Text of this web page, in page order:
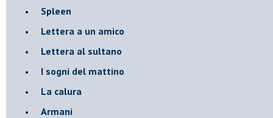
Spleen
Lettera a un amico
Lettera al sultano
I sogni del mattino
La calura
Armani